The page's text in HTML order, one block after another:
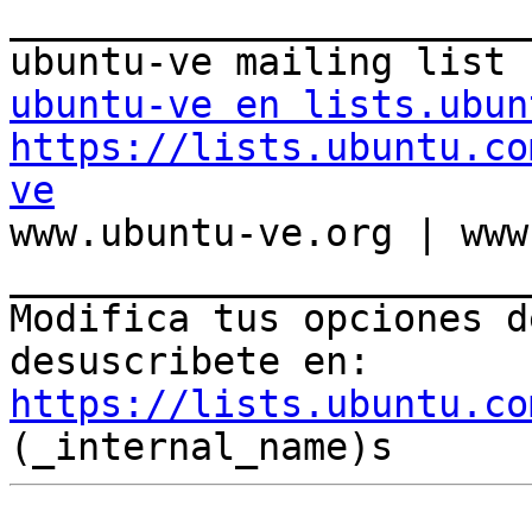
ubuntu-ve en
https://
ve
www.ubuntu-ve.org |
Modifica tus opciones
https://